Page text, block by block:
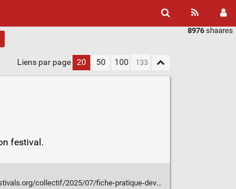
8976 shaares
Liens par page 20 50 100
festival.
07/fiche-pratique-developper-les-mobilites-a-velo-pour-son-festival/